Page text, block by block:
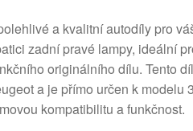
a kvalitní autodíly pro
zadní pravé lampy, ideální
originálního dílu. Tento
a je přímo určen k modelu
kompatibilitu a funkčnost.